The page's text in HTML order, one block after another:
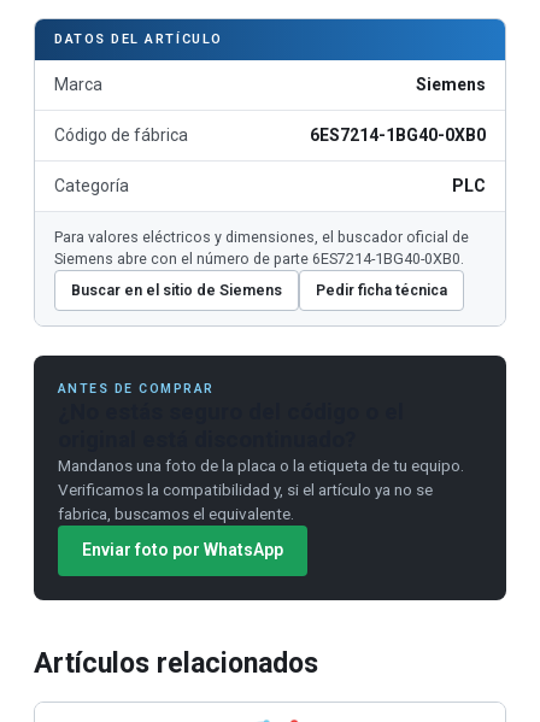
DATOS DEL ARTÍCULO
Marca Siemens
Código de fábrica 6ES7214-1BG40-0XB0
Categoría PLC
Para valores eléctricos y dimensiones, el buscador oficial de
Siemens abre con el número de parte 6ES7214-1BG40-0XB0.
Buscar en el sitio de Siemens
Pedir ficha técnica
ANTES DE COMPRAR
Mandanos una foto de la placa o la etiqueta de tu equipo.
Verificamos la compatibilidad y, si el artículo ya no se
fabrica, buscamos el equivalente.
Enviar foto por WhatsApp
Artículos relacionados